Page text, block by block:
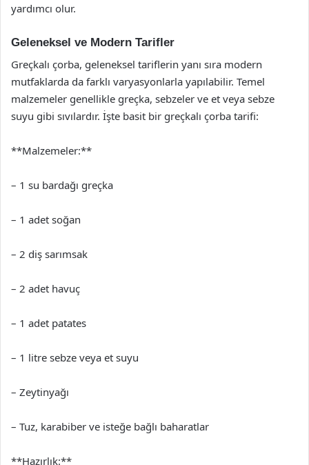
yardımcı olur.
Geleneksel ve Modern Tarifler
Greçkalı çorba, geleneksel tariflerin yanı sıra modern
mutfaklarda da farklı varyasyonlarla yapılabilir. Temel
malzemeler genellikle greçka, sebzeler ve et veya sebze
suyu gibi sıvılardır. İşte basit bir greçkalı çorba tarifi:
**Malzemeler:**
– 1 su bardağı greçka
– 1 adet soğan
– 2 diş sarımsak
– 2 adet havuç
– 1 adet patates
– 1 litre sebze veya et suyu
– Zeytinyağı
– Tuz, karabiber ve isteğe bağlı baharatlar
**Hazırlık:**